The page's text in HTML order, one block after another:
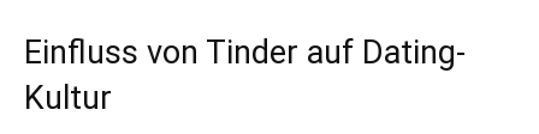
Einfluss von Tinder auf Dating-
Kultur